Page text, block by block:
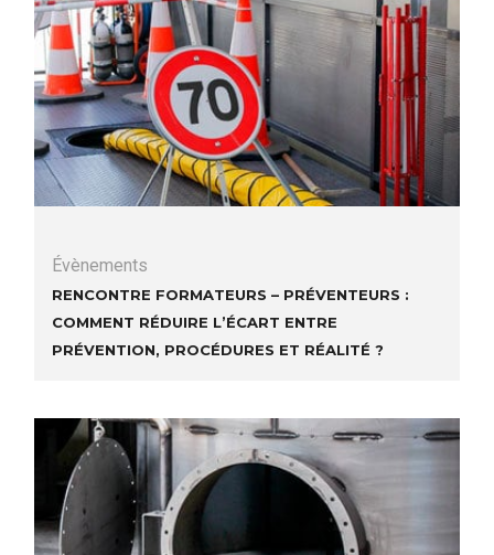
Évènements
Rencontre formateurs – préventeurs :
Comment réduire l’écart entre
prévention, procédures et réalité ?